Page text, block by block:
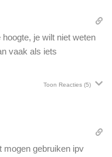
je wilt niet weten
vaak als iets
Toon Reacties (5)
mogen gebruiken ipv